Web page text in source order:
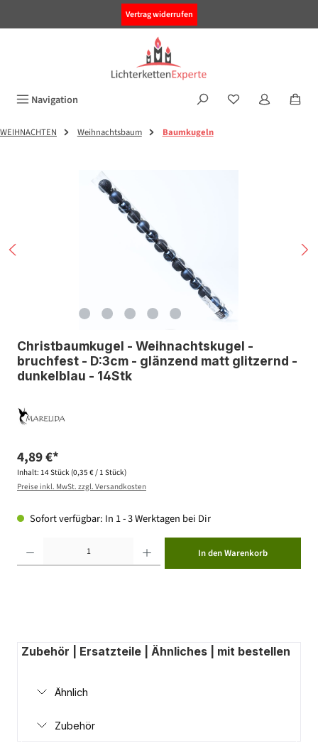
Vertrag widerrufen
Navigation
WEIHNACHTEN Weihnachtsbaum Baumkugeln
Bildergalerie überspringen
Christbaumkugel - Weihnachtskugel -
bruchfest - D:3cm - glänzend matt glitzernd -
dunkelblau - 14Stk
4,89 €*
Inhalt: 14 Stück (0,35 € / 1 Stück)
Preise inkl. MwSt. zzgl. Versandkosten
Sofort verfügbar: In 1 - 3 Werktagen bei Dir
In den Warenkorb
Zubehör | Ersatzteile | Ähnliches | mit bestellen
Ähnlich
Zubehör